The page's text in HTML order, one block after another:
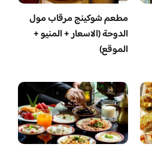
مطعم شوكينج مرقاب مول
الدوحة (الاسعار + المنيو +
الموقع)